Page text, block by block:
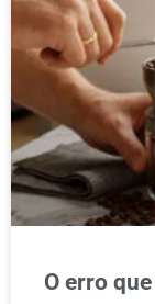
O erro